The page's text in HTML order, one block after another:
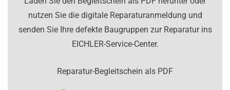
nutzen Sie die digitale Reparaturanmeldung und
senden Sie Ihre defekte Baugruppen zur Reparatur ins
EICHLER-Service-Center.
Reparatur-Begleitschein als PDF